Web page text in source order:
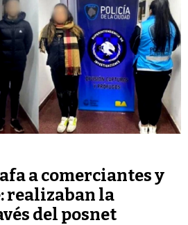
a comerciantes y
realizaban la
del posnet